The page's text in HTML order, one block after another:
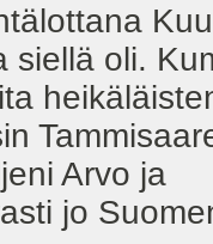
siellä oli.
Arvo ja
jo